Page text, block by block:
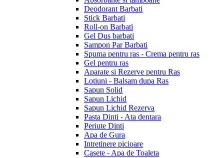
Deodorant Barbati
Stick Barbati
Roll-on Barbati
Gel Dus barbati
Sampon Par Barbati
Spuma pentru ras - Crema pentru ras
Gel pentru ras
Aparate si Rezerve pentru Ras
Lotiuni - Balsam dupa Ras
Sapun Solid
Sapun Lichid
Sapun Lichid Rezerva
Pasta Dinti - Ata dentara
Periute Dinti
Apa de Gura
Intretinere picioare
Casete - Apa de Toaleta